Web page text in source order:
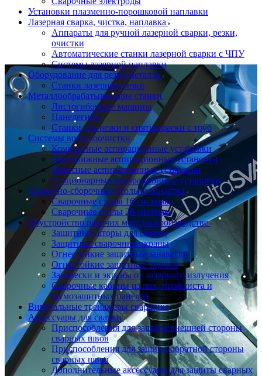
Установки плазменно-порошковой наплавки
Лазерная сварка, чистка, наплавка
Аппараты для ручной лазерной сварки, резки,
очистки
Автоматические станки лазерной сварки с ЧПУ
Системы лазерной наплавки
Оборудование для резки металла
Станки лазерной резки
Металлообрабатывающие станки
Листогибочные машины
Панелегибы
Станки для резки и снятия фаски с труб
Системы воздухоочистки
Компактные аспирационные установки
Передвижные аспирационные установки
Навесные аспирационные установки
Стационарные аспирационные установки
Сварочно-сборочные столы и оснастка
Сварочные столы 16 системы
Сварочные столы 28 системы
Обустройство рабочих мест на производстве
Защитные шторы для сварки
Защитные сварочные экраны
Огнестойкие защитные занавески
Огнестойкие защитные экраны
Занавески и экраны от лазерного излучения
Сварочные кабины из пвх, профлиста и
шумозащитных панелей
Виртуальные тренажеры сварщика
Аксессуары для сварки
Приспособления для защиты внешней стороны
сварных швов
Приспособления для защиты обратной стороны
сварных швов
Дополнительные аксессуары для защиты сварных